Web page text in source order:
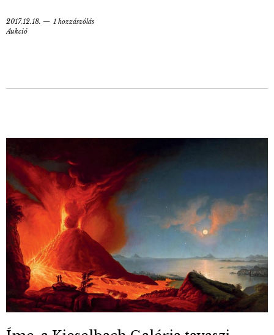
2017.12.18.
1 hozzászólás
Aukció